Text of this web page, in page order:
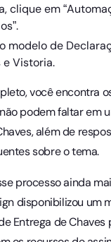
clique em
modelo de
e Vistoria.
você encontra
podem faltar em
além de
sobre o tema.
processo ainda
disponibilizou um
Entrega de Chaves